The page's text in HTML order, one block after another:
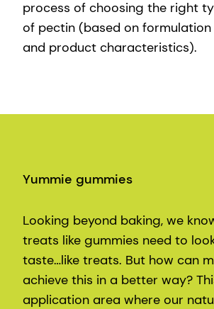
process of choosing the right
of pectin (based on
and product characteristics).
Yummie gummies
Looking beyond baking, we
treats like gummies need to
taste…like treats. But how can
achieve this in a better way?
application area where our